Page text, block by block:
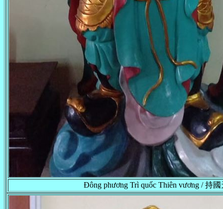
Đông phương Trì quốc Thiên vương / 持